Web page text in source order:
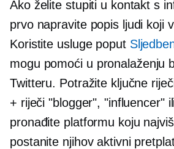
Ako želite stupiti u kontakt s
prvo napravite popis ljudi koji
Koristite usluge poput
mogu pomoći u pronalaženju
Twitteru. Potražite ključne
+ riječi "blogger", "influencer"
pronađite platformu koju
postanite njihov aktivni